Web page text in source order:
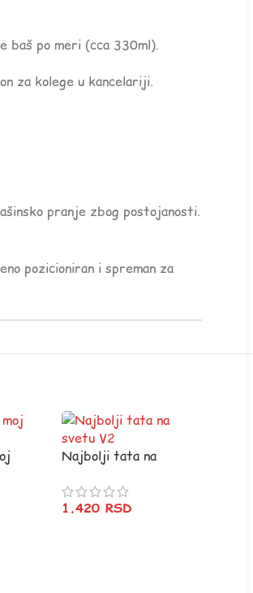
baš po meri (cca 330ml).
za kolege u kancelariji.
pranje zbog postojanosti.
pozicioniran i spreman za
Najbolji tata na
1.420 RSD